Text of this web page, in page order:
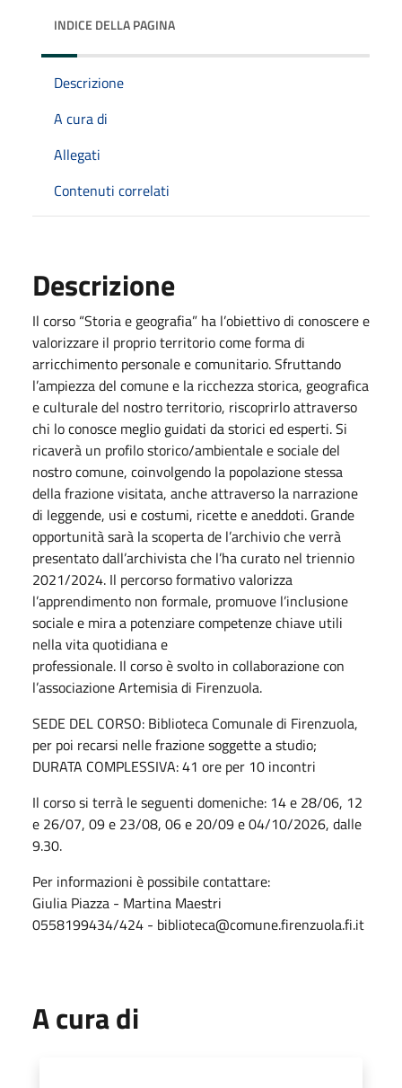
INDICE DELLA PAGINA
Descrizione
A cura di
Allegati
Contenuti correlati
Descrizione
Il corso “Storia e geografia” ha l’obiettivo di conoscere e
valorizzare il proprio territorio come forma di
arricchimento personale e comunitario. Sfruttando
l’ampiezza del comune e la ricchezza storica, geografica
e culturale del nostro territorio, riscoprirlo attraverso
chi lo conosce meglio guidati da storici ed esperti. Si
ricaverà un profilo storico/ambientale e sociale del
nostro comune, coinvolgendo la popolazione stessa
della frazione visitata, anche attraverso la narrazione
di leggende, usi e costumi, ricette e aneddoti. Grande
opportunità sarà la scoperta de l’archivio che verrà
presentato dall’archivista che l’ha curato nel triennio
2021/2024. Il percorso formativo valorizza
l’apprendimento non formale, promuove l’inclusione
sociale e mira a potenziare competenze chiave utili
nella vita quotidiana e
professionale. Il corso è svolto in collaborazione con
l’associazione Artemisia di Firenzuola.
SEDE DEL CORSO: Biblioteca Comunale di Firenzuola,
per poi recarsi nelle frazione soggette a studio;
DURATA COMPLESSIVA: 41 ore per 10 incontri
Il corso si terrà le seguenti domeniche: 14 e 28/06, 12
e 26/07, 09 e 23/08, 06 e 20/09 e 04/10/2026, dalle
9.30.
Per informazioni è possibile contattare:
Giulia Piazza - Martina Maestri
0558199434/424 - biblioteca@comune.firenzuola.fi.it
A cura di